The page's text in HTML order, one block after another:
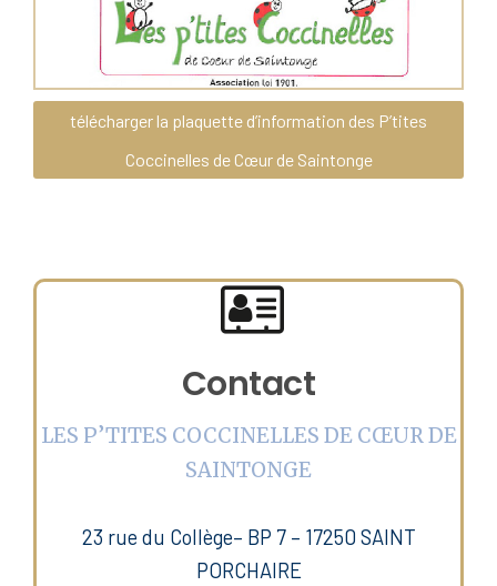
télécharger la plaquette d’information des P’tites
Coccinelles de Cœur de Saintonge
Contact
LES P’TITES COCCINELLES DE CŒUR DE
SAINTONGE
23 rue du Collège– BP 7 – 17250 SAINT
PORCHAIRE